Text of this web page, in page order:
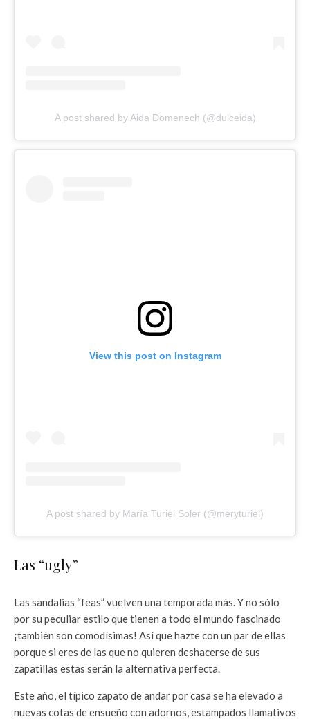
A post shared by Aida Domenech (@dulceida)
View this post on Instagram
A post shared by María Turiel Soler (@meryturiel)
Las “ugly”
Las sandalias “feas” vuelven una temporada más. Y no sólo
por su peculiar estilo que tienen a todo el mundo fascinado
¡también son comodísimas! Así que hazte con un par de ellas
porque si eres de las que no quieren deshacerse de sus
zapatillas estas serán la alternativa perfecta.
Este año, el típico zapato de andar por casa se ha elevado a
nuevas cotas de ensueño con adornos, estampados llamativos